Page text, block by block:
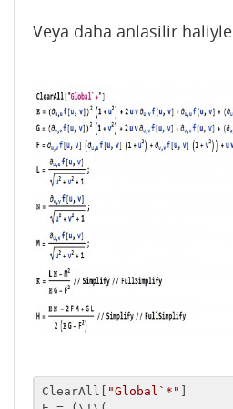
Veya daha anlasilir haliyle
ClearAll[ "Global`*" ]